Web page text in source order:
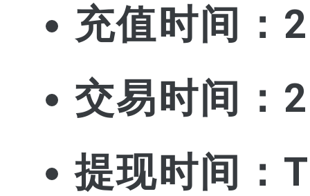
充值时间
交易时间：
提现时间：